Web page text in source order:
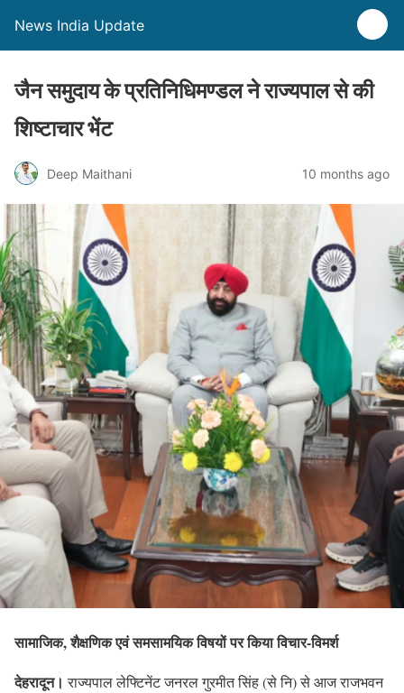
News India Update
जैन समुदाय के प्रतिनिधिमण्डल ने राज्यपाल से की
शिष्टाचार भेंट
Deep Maithani 10 months ago
सामाजिक, शैक्षणिक एवं समसामयिक विषयों पर किया विचार-विमर्श
देहरादून।राज्यपाल लेफ्टिनेंट जनरल गुरमीत सिंह (से नि) से आज राजभवन